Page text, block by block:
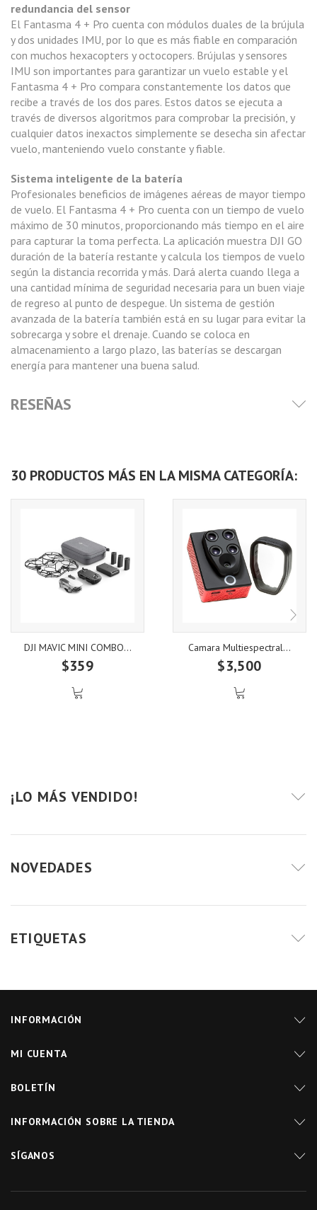
redundancia del sensor
El Fantasma 4 + Pro cuenta con módulos duales de la brújula
y dos unidades IMU, por lo que es más fiable en comparación
con muchos hexacopters y octocopers. Brújulas y sensores
IMU son importantes para garantizar un vuelo estable y el
Fantasma 4 + Pro compara constantemente los datos que
recibe a través de los dos pares. Estos datos se ejecuta a
través de diversos algoritmos para comprobar la precisión, y
cualquier datos inexactos simplemente se desecha sin afectar
vuelo, manteniendo vuelo constante y fiable.
Sistema inteligente de la batería
Profesionales beneficios de imágenes aéreas de mayor tiempo
de vuelo. El Fantasma 4 + Pro cuenta con un tiempo de vuelo
máximo de 30 minutos, proporcionando más tiempo en el aire
para capturar la toma perfecta. La aplicación muestra DJI GO
duración de la batería restante y calcula los tiempos de vuelo
según la distancia recorrida y más. Dará alerta cuando llega a
una cantidad mínima de seguridad necesaria para un buen viaje
de regreso al punto de despegue. Un sistema de gestión
avanzada de la batería también está en su lugar para evitar la
sobrecarga y sobre el drenaje. Cuando se coloca en
almacenamiento a largo plazo, las baterías se descargan
energía para mantener una buena salud.
RESEÑAS
30 PRODUCTOS MÁS EN LA MISMA CATEGORÍA:
DJI MAVIC MINI COMBO...
$359
Camara Multiespectral...
$3,500
¡LO MÁS VENDIDO!
NOVEDADES
ETIQUETAS
INFORMACIÓN
MI CUENTA
BOLETÍN
INFORMACIÓN SOBRE LA TIENDA
SÍGANOS